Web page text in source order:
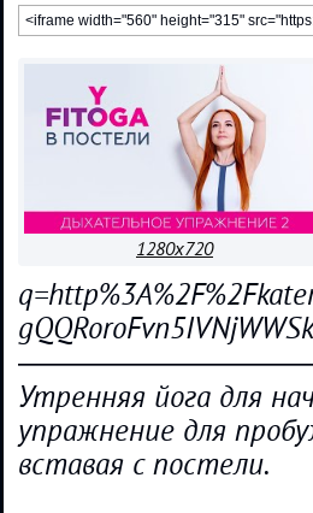
1280x720
Утренняя йога для
упражнение для
вставая с постели.